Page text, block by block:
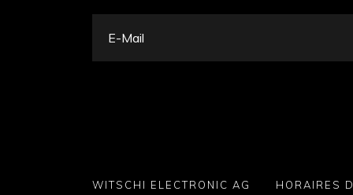
WITSCHI ELECTRONIC AG HORAIRES